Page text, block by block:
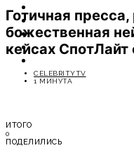
МОДА
ЛИЧНОСТЬ
ОТДЫХ
Готичная
божественная
кейсах СпотЛайт
CELEBRITYTV
1 МИНУТА
ИТОГО
0
ПОДЕЛИЛИСЬ